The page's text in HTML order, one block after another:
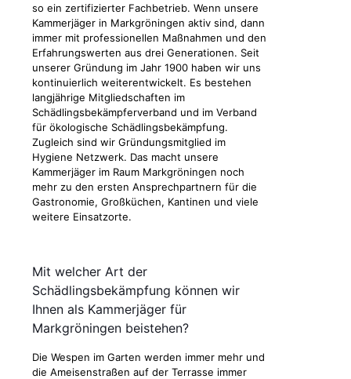
so ein zertifizierter Fachbetrieb. Wenn unsere
Kammerjäger in Markgröningen aktiv sind, dann
immer mit professionellen Maßnahmen und den
Erfahrungswerten aus drei Generationen. Seit
unserer Gründung im Jahr 1900 haben wir uns
kontinuierlich weiterentwickelt. Es bestehen
langjährige Mitgliedschaften im
Schädlingsbekämpferverband und im Verband
für ökologische Schädlingsbekämpfung.
Zugleich sind wir Gründungsmitglied im
Hygiene Netzwerk. Das macht unsere
Kammerjäger im Raum Markgröningen noch
mehr zu den ersten Ansprechpartnern für die
Gastronomie, Großküchen, Kantinen und viele
weitere Einsatzorte.
Mit welcher Art der
Schädlingsbekämpfung können wir
Ihnen als Kammerjäger für
Markgröningen beistehen?
Die Wespen im Garten werden immer mehr und
die Ameisenstraßen auf der Terrasse immer